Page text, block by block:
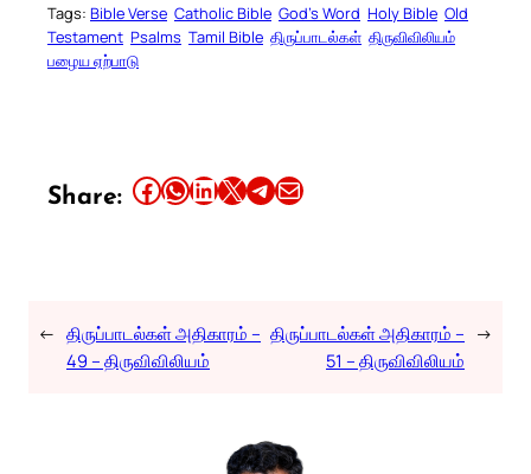
Tags: Bible Verse Catholic Bible God’s Word Holy Bible Old
Testament Psalms Tamil Bible திருப்பாடல்கள் திருவிவிலியம்
பழைய ஏற்பாடு
Share: Share this article on Facebook Share this article on WhatsApp Share this article on LinkedIn Share this article on X Share this article on TelegramEmail this Article
← திருப்பாடல்கள் அதிகாரம் –
49 – திருவிவிலியம்
திருப்பாடல்கள் அதிகாரம் –
51 – திருவிவிலியம்
→